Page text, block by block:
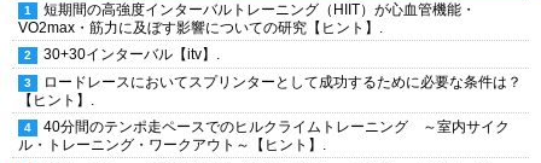
短期間の高強度インターバルトレーニング（HIIT）が心血管機能・
VO2max・筋力に及ぼす影響についての研究【ヒント】.
30+30インターバル【itv】.
ロードレースにおいてスプリンターとして成功するために必要な条件は？
【ヒント】.
40分間のテンポ走ペースでのヒルクライムトレーニング ～室内サイク
ル・トレーニング・ワークアウト～【ヒント】.